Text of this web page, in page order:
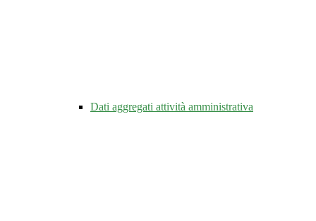
Dati aggregati attività amministrativa